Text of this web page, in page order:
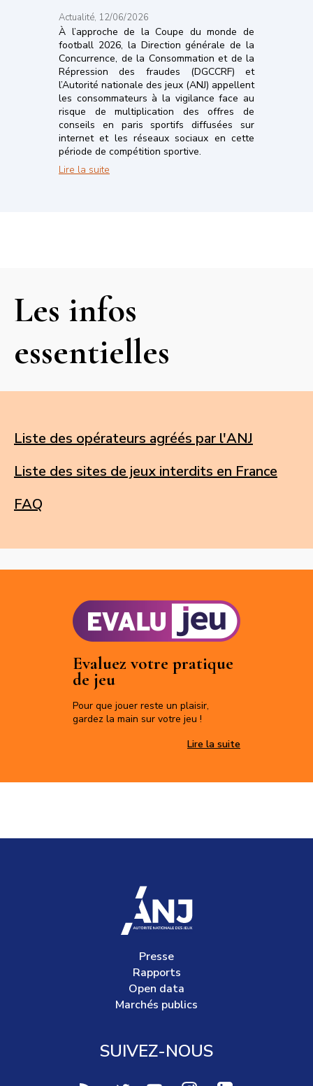
Actualité, 12/06/2026
À l’approche de la Coupe du monde de
football 2026, la Direction générale de la
Concurrence, de la Consommation et de la
Répression des fraudes (DGCCRF) et
l’Autorité nationale des jeux (ANJ) appellent
les consommateurs à la vigilance face au
risque de multiplication des offres de
conseils en paris sportifs diffusées sur
internet et les réseaux sociaux en cette
période de compétition sportive.
Lire la suite
Les infos
essentielles
Liste des opérateurs agréés par l'ANJ
Liste des sites de jeux interdits en France
FAQ
Evaluez votre pratique
de jeu
Pour que jouer reste un plaisir,
gardez la main sur votre jeu !
Lire la suite
accueil
Presse
Rapports
Open data
Marchés publics
SUIVEZ-NOUS